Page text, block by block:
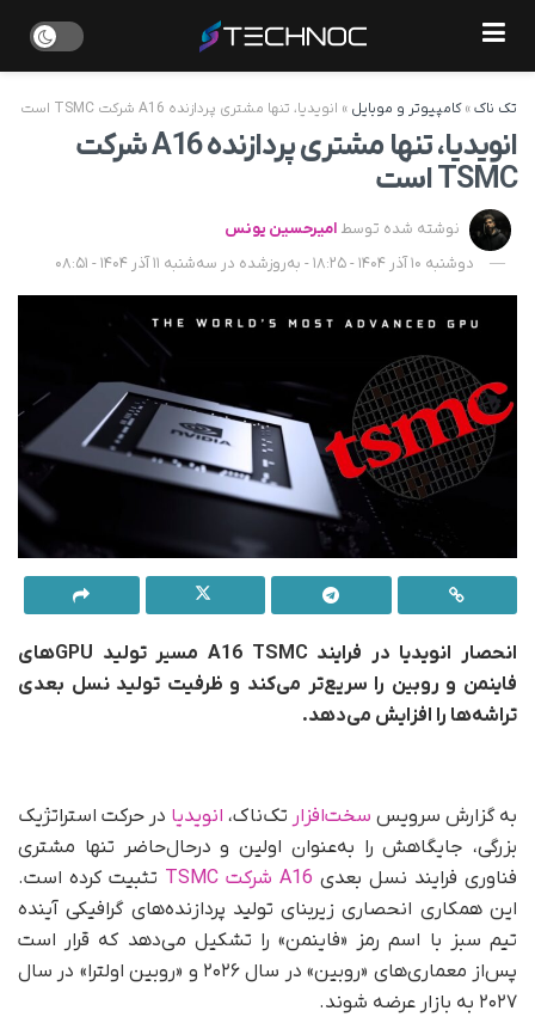
تک ناک»کامپیوتر و موبایل » انویدیا، تنها مشتری پردازنده A16 شرکت TSMC است
انویدیا، تنها مشتری پردازنده A16 شرکت
TSMC است
نوشته شده توسط امیرحسین یونس
دوشنبه 10 آذر 1404 - 18:25 - به‌روزشده در سه‌شنبه 11 آذر 1404 - 08:51
انحصار انویدیا در فرایند A16 TSMC مسیر تولید GPUهای
فاینمن و روبین را سریع‌تر می‌کند و ظرفیت تولید نسل بعدی
تراشه‌ها را افزایش می‌دهد.
به گزارش سرویس سخت‌افزار تک‌ناک، انویدیا در حرکت استراتژیک
بزرگی، جایگاهش را به‌عنوان اولین و در‌حال‌حاضر تنها مشتری
فناوری فرایند نسل بعدی A16 شرکت TSMC
تثبیت کرده است.
این همکاری انحصاری زیربنای تولید پردازنده‌های گرافیکی آینده
تیم سبز با اسم رمز «فاینمن» را تشکیل می‌دهد که قرار است
پس‌از معماری‌های «روبین» در سال ۲۰۲۶ و «روبین اولترا» در سال
۲۰۲۷ به بازار عرضه شوند.